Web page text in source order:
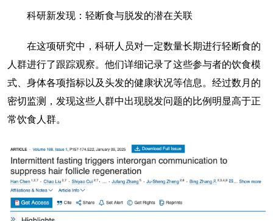
科研新发现：轻断食与脱发的潜在关联
在这项研究中，科研人员对一定数量长期进行轻断食的
人群进行了跟踪观察。他们详细记录了这些参与者的饮食模
式、身体各项指标以及头发的健康状况等信息。经过数月的
密切监测，发现这些人群中出现脱发问题的比例明显高于正
常饮食人群。